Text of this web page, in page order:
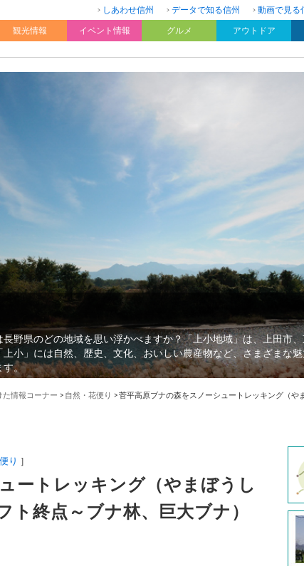
しあわせ信州 データで知る信州 動画で見る
観光情報 イベント情報 グルメ アウトドア
野県のどの地域を思い浮かべますか？「上小地域」は、上田市
小」には自然、歴史、文化、おいしい農産物など、さまざまな
す。
た情報コーナー > 自然・花便り >菅平高原ブナの森をスノーシュートレッキング（
り ］
ートレッキング（やまぼうし
ト終点～ブナ林、巨大ブナ）